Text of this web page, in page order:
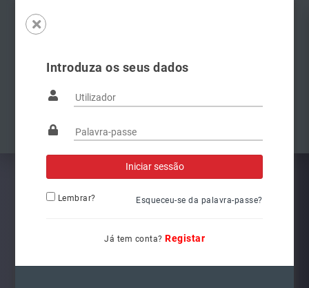
Introduza os seus dados
Lembrar? Esqueceu-se da palavra-passe?
Já tem conta? Registar
Famílias